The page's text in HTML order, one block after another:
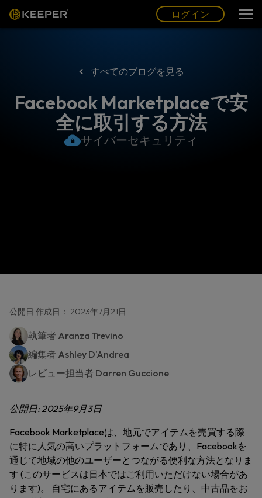
グ (JP)
ログイン
すべてのブログを見る
Facebook Marketplaceで安
全に取引する方法
サイバーセキュリティ
公開日 作成日： 2023年7月21日
執筆者 Aranza Trevino
編集者 Ashley D'Andrea
レビュー担当者 Darren Guccione
公開日: 2025年9月3日
Facebook Marketplaceは、地元でアイテムを売買する際
に特に人気の高いプラットフォームであり、Facebookを
通じて地域の他のユーザーとつながる便利な方法となりま
す (このサービスは日本ではご利用いただけない場合があ
ります)。 自宅にあるアイテムを販売したり、中古品をお